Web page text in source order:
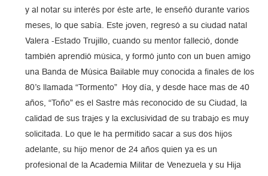
y al notar su interés por éste arte, le enseñó durante varios
meses, lo que sabía. Este joven, regresó a su ciudad natal
Valera -Estado Trujillo, cuando su mentor falleció, donde
también aprendió música, y formó junto con un buen amigo
una Banda de Música Bailable muy conocida a finales de los
80’s llamada “Tormento” Hoy día, y desde hace mas de 40
años, “Toño” es el Sastre más reconocido de su Ciudad, la
calidad de sus trajes y la exclusividad de su trabajo es muy
solicitada. Lo que le ha permitido sacar a sus dos hijos
adelante, su hijo menor de 24 años quien ya es un
profesional de la Academia Militar de Venezuela y su Hija